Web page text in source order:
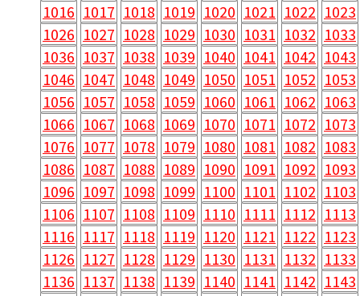
1016 1017 1018 1019 1020 1021 1022 1023
1026 1027 1028 1029 1030 1031 1032 1033
1036 1037 1038 1039 1040 1041 1042 1043
1046 1047 1048 1049 1050 1051 1052 1053
1056 1057 1058 1059 1060 1061 1062 1063
1066 1067 1068 1069 1070 1071 1072 1073
1076 1077 1078 1079 1080 1081 1082 1083
1086 1087 1088 1089 1090 1091 1092 1093
1096 1097 1098 1099 1100 1101 1102 1103
1106 1107 1108 1109 1110 1111 1112 1113
1116 1117 1118 1119 1120 1121 1122 1123
1126 1127 1128 1129 1130 1131 1132 1133
1136 1137 1138 1139 1140 1141 1142 1143